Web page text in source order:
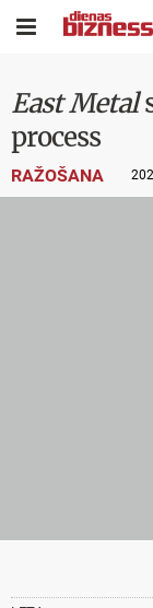

East Metal
process
RAŽOŠANA